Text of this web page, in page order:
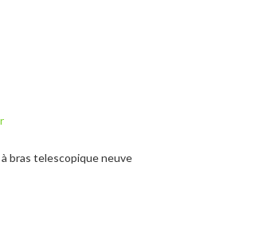
bras telescopique neuve